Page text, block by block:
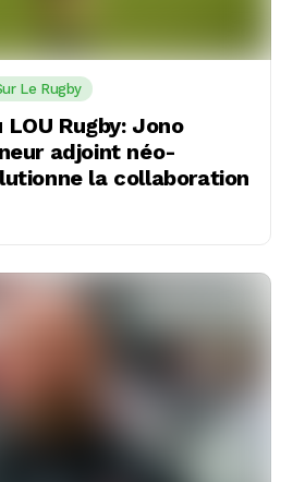
Le Rugby
Rugby: Jono
adjoint néo-
la collaboration